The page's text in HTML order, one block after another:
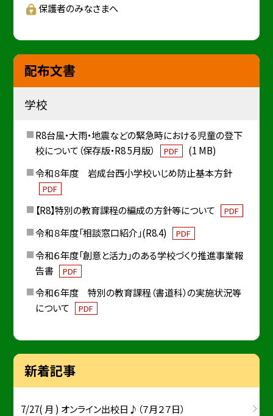
保護者のみなさまへ
配布文書
学校
R8台風・大雨・地震などの緊急時における児童の登下
校について（保存版・R8 5月版）
PDF
(1 MB)
令和８年度 岩成台西小学校いじめ防止基本方針
PDF
【R8】特別の教育課程の編成の方針等について PDF
令和８年度「相談窓口紹介」(R8.4) PDF
令和６年度「創意と活力」のある学校づくり推進事業報
告書
PDF
令和６年度 特別の教育課程（書道科）の実施状況等
について
PDF
新着記事
7/27( 月 ) オンライン出校日♪（７月２７日）